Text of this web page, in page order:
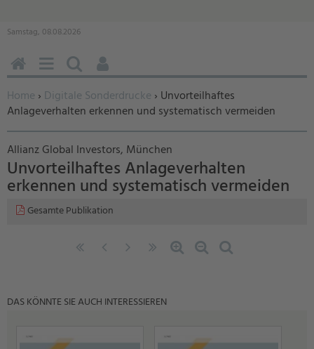
Samstag, 08.08.2026
Sie befinden sich hier:
Home › Digitale Sonderdrucke › Unvorteilhaftes
Anlageverhalten erkennen und systematisch vermeiden
Allianz Global Investors, München
Unvorteilhaftes Anlageverhalten
erkennen und systematisch vermeiden
Gesamte Publikation
SeiteSeite› »
DAS KÖNNTE SIE AUCH INTERESSIEREN
HOMEMENÜSUCHEN
BENUTZERFUNKTIONEN